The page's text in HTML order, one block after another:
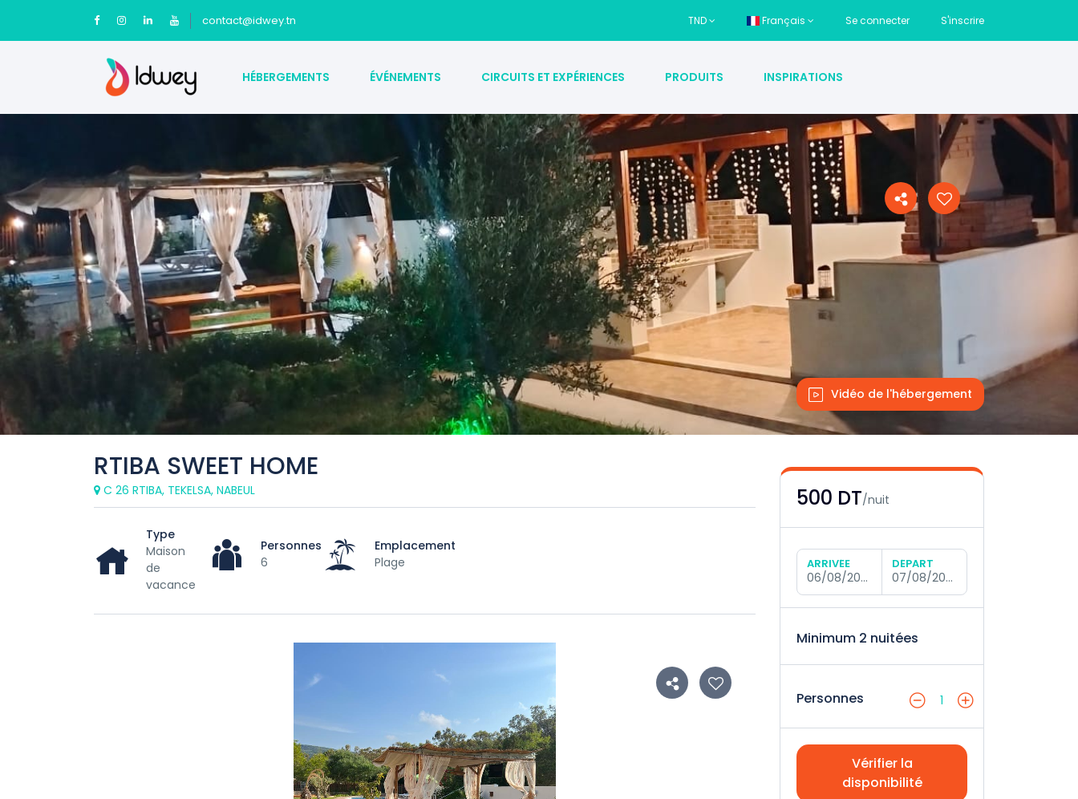
contact@idwey.tn TND Français Se connecter S'inscrire
HÉBERGEMENTS ÉVÉNEMENTS CIRCUITS ET EXPÉRIENCES PRODUITS INSPIRATIONS
Vidéo de l'hébergement
RTIBA SWEET HOME
C 26 RTIBA, TEKELSA, NABEUL
Type
Maison
de
vacance
Personnes
6
Emplacement
Plage
500 DT/nuit
ARRIVÉE
06/08/2026
DÉPART
07/08/2026
Minimum 2 nuitées
Personnes 1
Vérifier la
disponibilité